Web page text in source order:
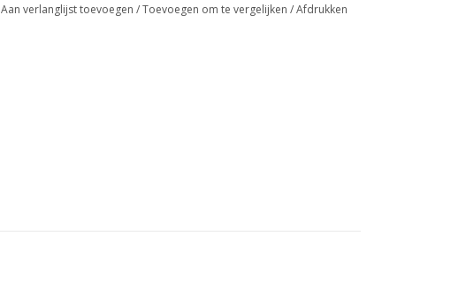
Aan verlanglijst toevoegen /Toevoegen om te vergelijken /Afdrukken